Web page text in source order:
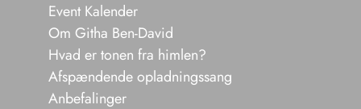
Event Kalender
Om Githa Ben-David
Hvad er tonen fra himlen?
Afspændende opladningssang
Anbefalinger